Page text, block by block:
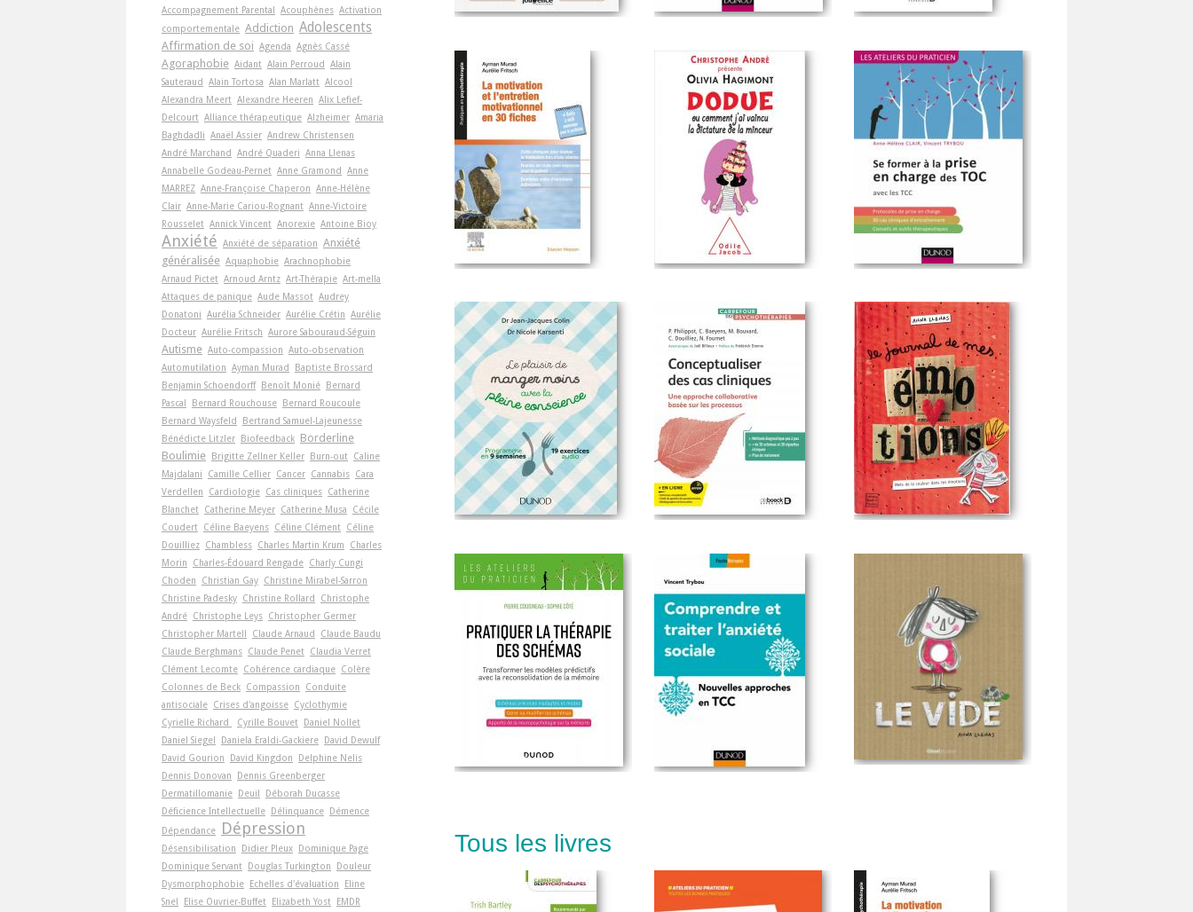
Tous les livres
Accompagnement Parental Acouphènes Activation
comportementale Addiction Adolescents
Affirmation de soi Agenda Agnès Cassé
Agoraphobie Aidant Alain Perroud Alain
Sauteraud Alain Tortosa Alan Marlatt Alcool
Alexandra Meert Alexandre Heeren Alix Lefief-
Delcourt Alliance thérapeutique Alzheimer Amaria
Baghdadli Anaël Assier Andrew Christensen
André Marchand André Quaderi Anna Llenas
Annabelle Godeau-Pernet Anne Gramond Anne
MARREZ Anne-Françoise Chaperon Anne-Hélène
Clair Anne-Marie Cariou-Rognant Anne-Victoire
Rousselet Annick Vincent Anorexie Antoine Bioy
Anxiété Anxiété de séparation Anxiété
généralisée Aquaphobie Arachnophobie
Arnaud Pictet Arnoud Arntz Art-Thérapie Art-­mella
Attaques de panique Aude Massot Audrey
Donatoni Aurélia Schneider Aurélie Crétin Aurélie
Docteur Aurélie Fritsch Aurore Sabouraud-Séguin
Autisme Auto-compassion Auto-observation
Automutilation Ayman Murad
Baptiste Brossard
Benjamin Schoendorff Benoît Monié Bernard
Pascal
Bernard Rouchouse Bernard Roucoule
Bernard Waysfeld
Bertrand Samuel-Lajeunesse
Bénédicte Litzler Biofeedback Borderline
Boulimie Brigitte Zellner Keller Burn-out Caline
Majdalani
Camille Cellier Cancer Cannabis Cara
Verdellen
Cardiologie Cas cliniques Catherine
Blanchet Catherine Meyer Catherine Musa
Cécile
Coudert Céline Baeyens Céline Clément Céline
Douilliez Chambless Charles Martin Krum
Charles
Morin
Charles-Édouard Rengade Charly Cungi
Choden
Christian Gay Christine Mirabel-Sarron
Christine Padesky Christine Rollard
Christophe
André Christophe Leys Christopher Germer
Christopher Martell
Claude Arnaud
Claude Baudu
Claude Berghmans Claude Penet Claudia Verret
Clément Lecomte Cohérence cardiaque Colère
Colonnes de Beck Compassion
Conduite
antisociale Crises d'angoisse Cyclothymie
Cyrielle Richard
Cyrille Bouvet Daniel Nollet
Daniel Siegel
Daniela Eraldi-Gackiere David Dewulf
David Gourion
David Kingdon
Delphine Nelis
Dennis Donovan
Dennis Greenberger
Dermatillomanie Deuil
Déborah Ducasse
Déficience Intellectuelle Délinquance Démence
Dépendance
Dépression
Désensibilisation Didier Pleux Dominique Page
Dominique Servant Douglas Turkington
Douleur
Dysmorphophobie Echelles d'évaluation
Eline
Snel
Elise Ouvrier-Buffet Elizabeth Yost EMDR